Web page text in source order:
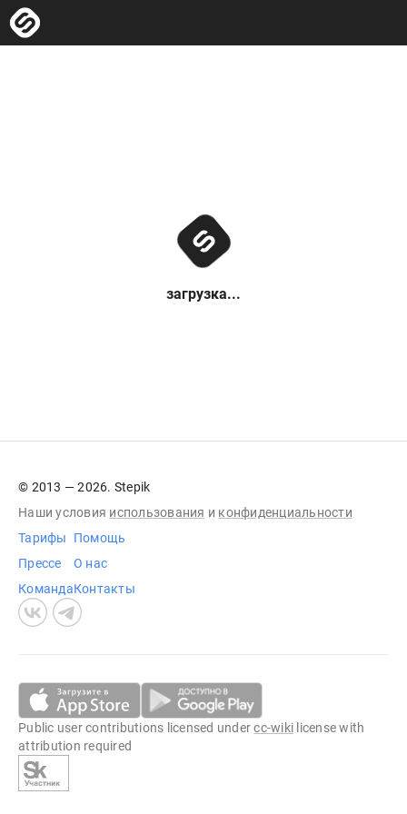
загрузка...
© 2013 — 2026. Stepik
Наши условия использования и конфиденциальности
Тарифы
Прессе
Команда
Помощь
О нас
Контакты
Public user contributions licensed undercc-wiki license with
attribution required